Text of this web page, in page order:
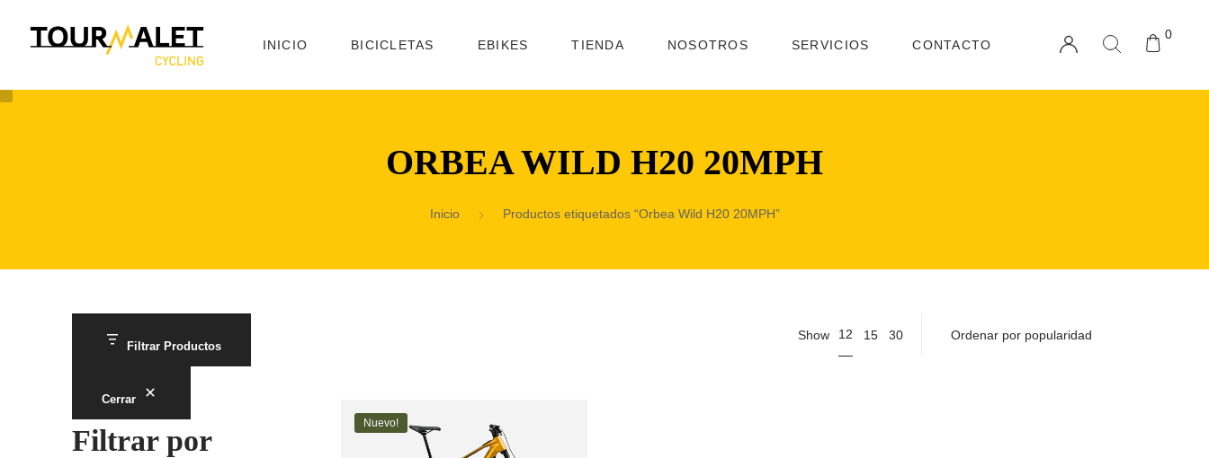
INICIO BICICLETAS EBIKES TIENDA NOSOTROS SERVICIOS CONTACTO
0
ORBEA WILD H20 20MPH
Inicio Productos etiquetados “Orbea Wild H20 20MPH”
Filtrar Productos
Cerrar
Filtrar por
Show 12 15 30
Nuevo!